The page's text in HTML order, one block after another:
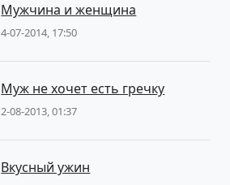
Мужчина и женщина
4-07-2014, 17:50
Муж не хочет есть гречку
2-08-2013, 01:37
Вкусный ужин